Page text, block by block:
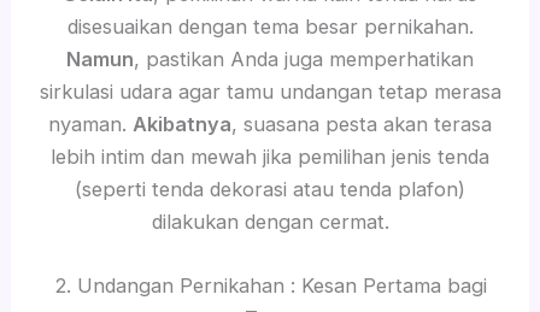
disesuaikan dengan tema besar pernikahan.
Namun, pastikan Anda juga memperhatikan
sirkulasi udara agar tamu undangan tetap merasa
nyaman. Akibatnya, suasana pesta akan terasa
lebih intim dan mewah jika pemilihan jenis tenda
(seperti tenda dekorasi atau tenda plafon)
dilakukan dengan cermat.
2. Undangan Pernikahan : Kesan Pertama bagi